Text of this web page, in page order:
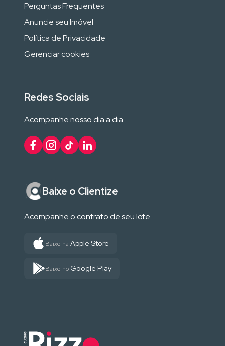
Perguntas Frequentes
Anuncie seu Imóvel
Política de Privacidade
Gerenciar cookies
Redes Sociais
Acompanhe nosso dia a dia
Baixe o Clientize
Acompanhe o contrato de seu lote
Baixe na Apple Store
Baixe no Google Play